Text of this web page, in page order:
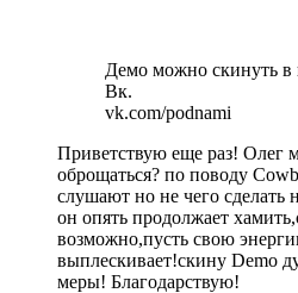
Демо можно скинуть в
Вк.
vk.com/podnami
Приветствую еще раз! Олег
оброщаться? по поводу
слушают но не чего сделать
он опять продолжает
возможно,пусть свою
выплескивает!скину Demo
меры! Благодарствую!